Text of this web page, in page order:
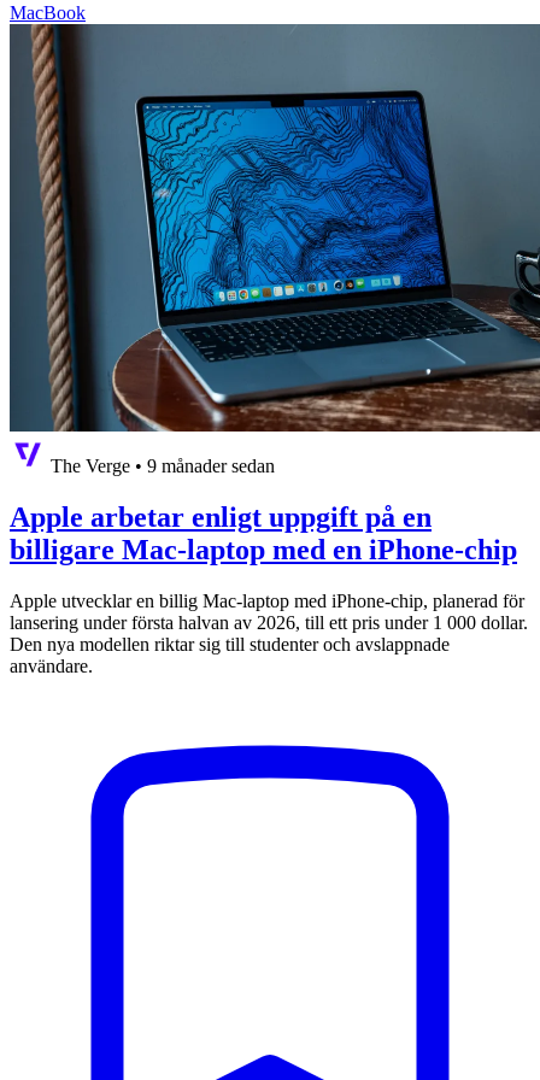
MacBook
The Verge • 9 månader sedan
Apple arbetar enligt uppgift på en
billigare Mac-laptop med en iPhone-chip
Apple utvecklar en billig Mac-laptop med iPhone-chip, planerad för
lansering under första halvan av 2026, till ett pris under 1 000 dollar.
Den nya modellen riktar sig till studenter och avslappnade
användare.